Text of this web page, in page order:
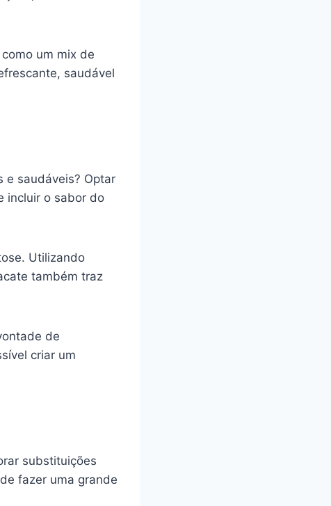
um mix de
saudável
e saudáveis? Optar
incluir o sabor do
Utilizando
também traz
de
criar um
substituições
fazer uma grande